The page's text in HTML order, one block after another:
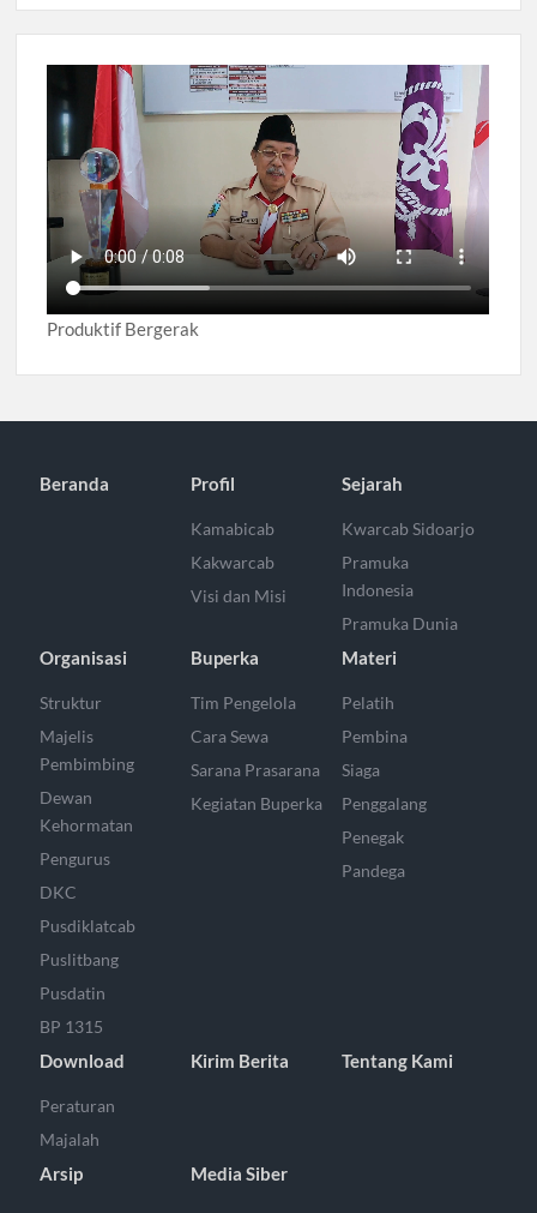
Produktif Bergerak
Beranda Profil
Kamabicab
Kakwarcab
Visi dan Misi
Sejarah
Kwarcab Sidoarjo
Pramuka
Indonesia
Pramuka Dunia
Organisasi
Struktur
Majelis
Pembimbing
Dewan
Kehormatan
Pengurus
DKC
Pusdiklatcab
Puslitbang
Pusdatin
BP 1315
Buperka
Tim Pengelola
Cara Sewa
Sarana Prasarana
Kegiatan Buperka
Materi
Pelatih
Pembina
Siaga
Penggalang
Penegak
Pandega
Download
Peraturan
Majalah
Kirim Berita Tentang Kami
Arsip Media Siber